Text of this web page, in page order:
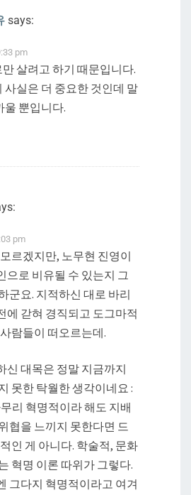
says:
pm
살려고 하기 때문입니다.
사실은 더 중요한 것인데 말
울 뿐입니다.
pm
르겠지만, 노무현 진영이
으로 비유될 수 있는지 그
군요. 지적하신 대로 바리
에 갇혀 경직되고 도그마적
람들이 떠오르는데.
신 대목은 정말 지금까지
못한 탁월한 생각이네요 :
리 혁명적이라 해도 지배
협을 느끼지 못한다면 드
인 게 아니다. 학술적, 문화
혁명 이론 따위가 그렇다.
그다지 혁명적이라고 여겨